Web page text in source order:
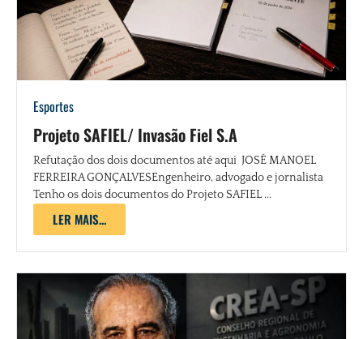
Esportes
Projeto SAFIEL/ Invasão Fiel S.A
Refutação dos dois documentos até aqui JOSÉ MANOEL
FERREIRA GONÇALVESEngenheiro, advogado e jornalista
Tenho os dois documentos do Projeto SAFIEL ...
LER MAIS...